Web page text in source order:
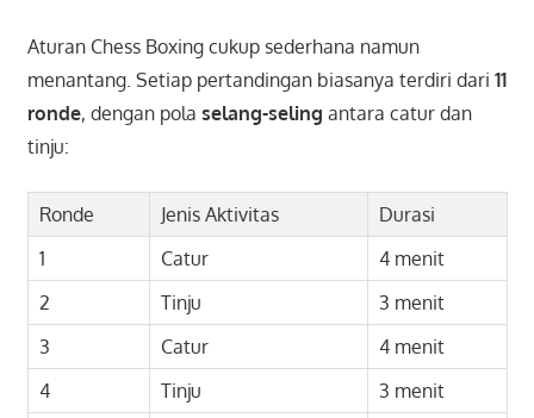
Aturan Chess Boxing cukup sederhana namun
menantang. Setiap pertandingan biasanya terdiri dari 11
ronde, dengan pola selang-seling antara catur dan
tinju:
Ronde Jenis Aktivitas
Durasi
1
Catur
4 menit
2
Tinju
3 menit
3
Catur
4 menit
4
Tinju
3 menit